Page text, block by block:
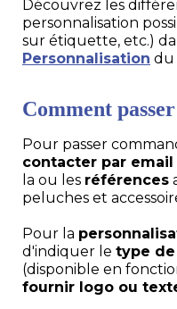
Découvrez les
personnalisation
sur étiquette, etc.)
Personnalisation du
Comment
Pour passer
contacter par email
la ou les références
peluches et
Pour la
d'indiquer le type
(disponible en
fournir logo ou